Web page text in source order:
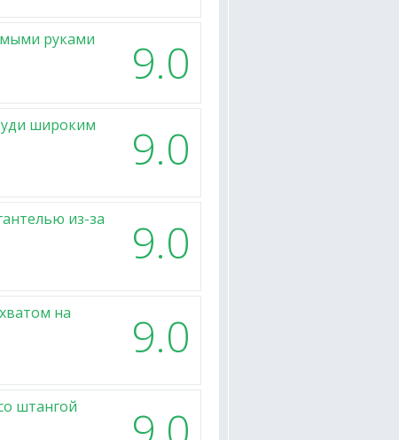
руками 9.0
широким 9.0
из-за 9.0
на 9.0
штангой